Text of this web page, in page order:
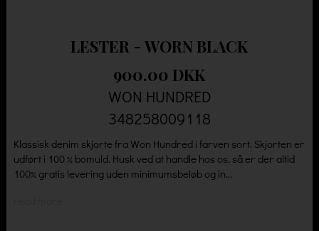
LESTER - WORN BLACK
900.00 DKK
WON HUNDRED
348258009118
Klassisk denim skjorte fra Won Hundred i farven sort. Skjorten er
udført i 100 % bomuld. Husk ved at handle hos os, så er der altid
100% gratis levering uden minimumsbeløb og in...